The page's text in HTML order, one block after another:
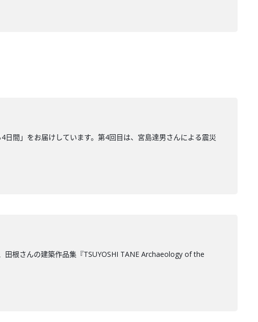
間」をお届けしています。第4回目は、宮島達男さんによる震災
根さんの建築作品集『TSUYOSHI TANE Archaeology of the